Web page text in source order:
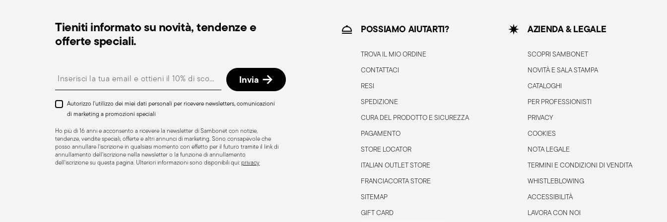
Resistente al lavaggio in
lavastoviglie
Adatto a piastra ad induzione Adatto a piastra elettrica
Tieniti informato su novità, tendenze e
offerte speciali.
Invia
Autorizzo l'utilizzo dei miei dati personali per ricevere newsletters, comunicazioni
di marketing a promozioni speciali
Ho più di 16 anni e acconsento a ricevere la newsletter di Sambonet con notizie,
tendenze, vendite speciali, offerte e altri annunci di marketing. Sono consapevole che
posso annullare l'iscrizione in qualsiasi momento con effetto per il futuro tramite il link di
annullamento dell'iscrizione nella newsletter o la funzione di annullamento
dell'iscrizione su questa pagina. Ulteriori informazioni sono disponibili qui:privacy
POSSIAMO AIUTARTI?
TROVA IL MIO ORDINE
CONTATTACI
RESI
SPEDIZIONE
CURA DEL PRODOTTO E SICUREZZA
PAGAMENTO
STORE LOCATOR
ITALIAN OUTLET STORE
FRANCIACORTA STORE
SITEMAP
GIFT CARD
AZIENDA & LEGALE
SCOPRI SAMBONET
NOVITÀ E SALA STAMPA
CATALOGHI
PER PROFESSIONISTI
PRIVACY
COOKIES
NOTA LEGALE
TERMINI E CONDIZIONI DI VENDITA
WHISTLEBLOWING
ACCESSIBILITÀ
LAVORA CON NOI